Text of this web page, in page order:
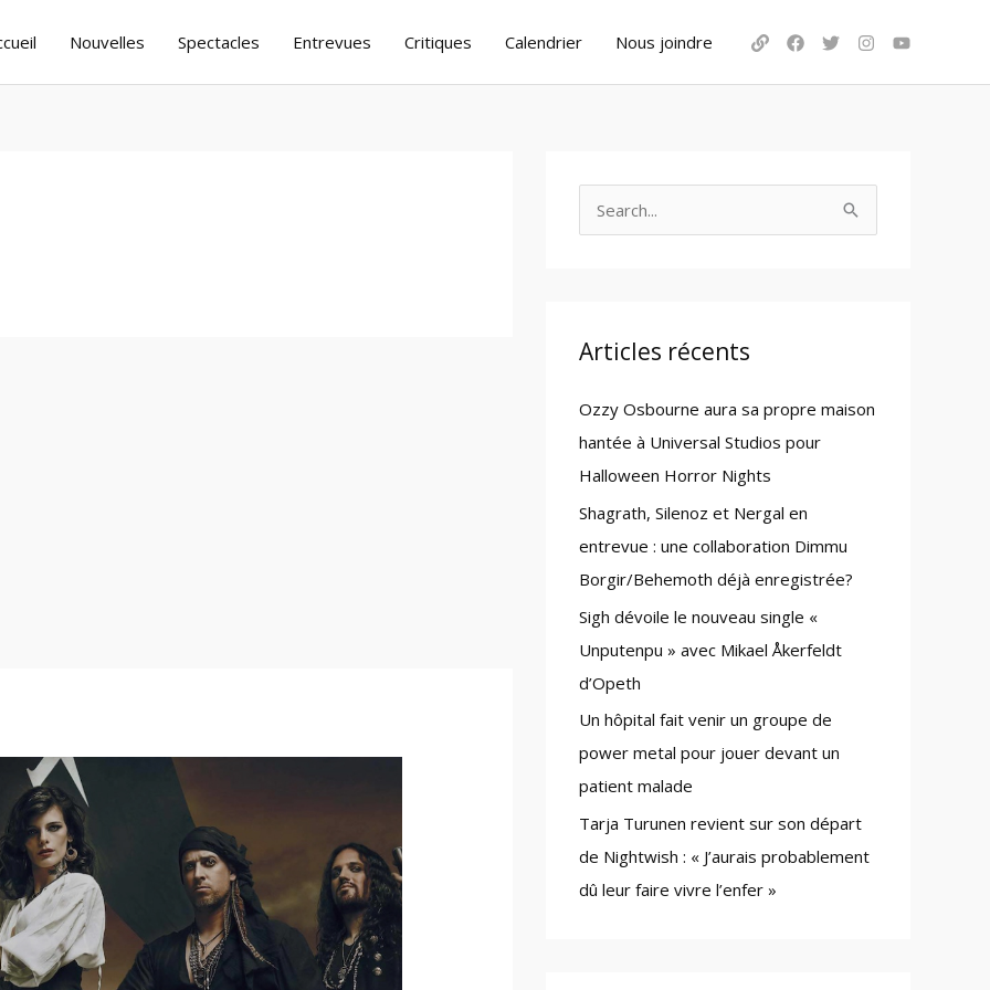
Nouvelles Spectacles Entrevues Critiques Calendrier Nous joindre
c
f
o
r
:
Articles récents
Ozzy Osbourne aura sa propre maison
hantée à Universal Studios pour
Halloween Horror Nights
Shagrath, Silenoz et Nergal en
entrevue : une collaboration Dimmu
Borgir/Behemoth déjà enregistrée?
Sigh dévoile le nouveau single «
Unputenpu » avec Mikael Åkerfeldt
d’Opeth
Un hôpital fait venir un groupe de
power metal pour jouer devant un
patient malade
Tarja Turunen revient sur son départ
de Nightwish : « J’aurais probablement
dû leur faire vivre l’enfer »